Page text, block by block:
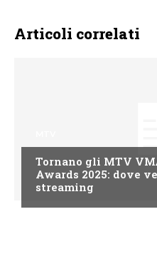
Articoli correlati
Tornano gli MTV
Awards 2025: dove
streaming